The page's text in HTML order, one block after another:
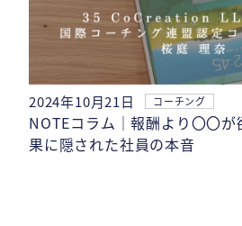
NOTEコラム｜報酬より〇〇
果に隠された社員の本音
2024年10月21日 コーチング